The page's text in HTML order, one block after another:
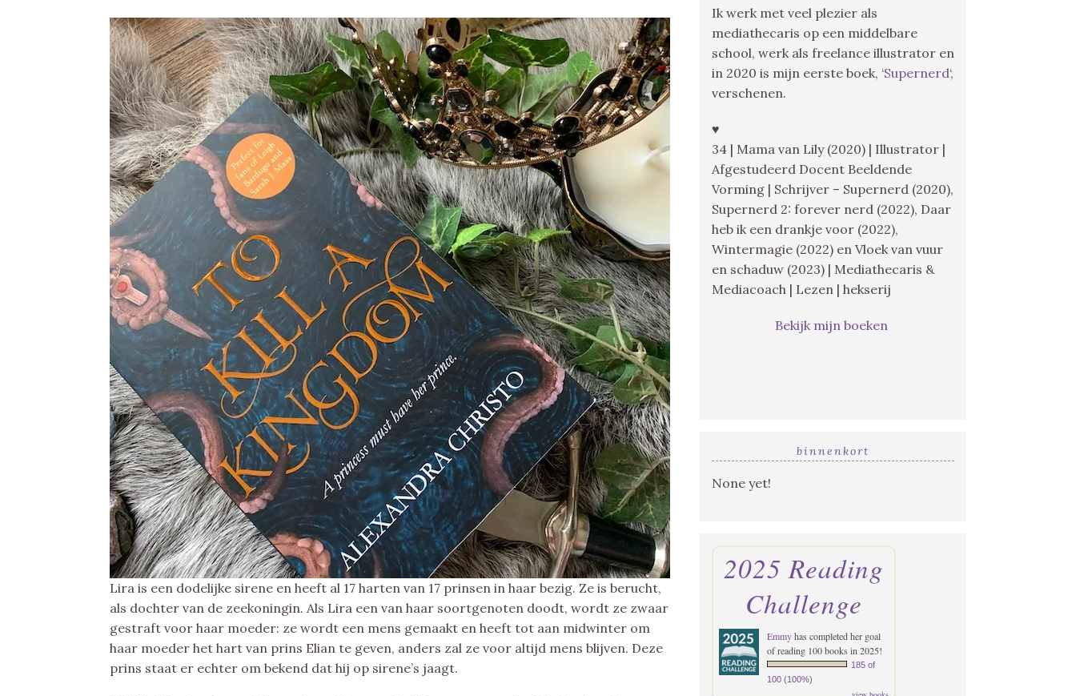
Lira is een dodelijke sirene en heeft al 17 harten van 17 prinsen in haar bezig. Ze is berucht,
als dochter van de zeekoningin. Als Lira een van haar soortgenoten doodt, wordt ze zwaar
gestraft voor haar moeder: ze wordt een mens gemaakt en heeft tot aan midwinter om
haar moeder het hart van prins Elian te geven, anders zal ze voor altijd mens blijven. Deze
prins staat er echter om bekend dat hij op sirene’s jaagt.
Ik werk met veel plezier als
mediathecaris op een middelbare
school, werk als freelance illustrator en
in 2020 is mijn eerste boek, ‘Supernerd‘,
verschenen.
♥
34 | Mama van Lily (2020) | Illustrator |
Afgestudeerd Docent Beeldende
Vorming | Schrijver – Supernerd (2020),
Supernerd 2: forever nerd (2022), Daar
heb ik een drankje voor (2022),
Wintermagie (2022) en Vloek van vuur
en schaduw (2023) | Mediathecaris &
Mediacoach | Lezen | hekserij
Bekijk mijn boeken
binnenkort
None yet!
2025 Reading
Challenge
Emmyhas completed her goal
of reading 100 books in 2025!
185 of
100 (100%)